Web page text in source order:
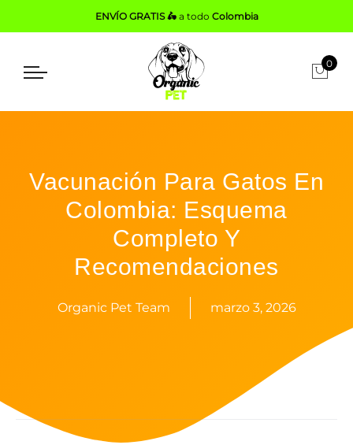
ENVÍO GRATIS 🛵a todo Colombia
0
Vacunación Para Gatos En
Colombia: Esquema
Completo Y
Recomendaciones
Organic Pet Team marzo 3, 2026